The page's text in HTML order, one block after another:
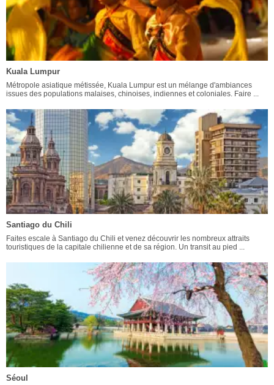
Kuala Lumpur
Métropole asiatique métissée, Kuala Lumpur est un mélange d'ambiances
issues des populations malaises, chinoises, indiennes et coloniales. Faire ...
Santiago du Chili
Faites escale à Santiago du Chili et venez découvrir les nombreux attraits
touristiques de la capitale chilienne et de sa région. Un transit au pied ...
Séoul